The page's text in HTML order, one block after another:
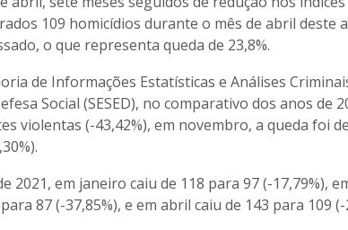
109 homicídios durante o mês de abril deste
o que representa queda de 23,8%.
de Informações Estatísticas e Análises
Social (SESED), no comparativo dos anos de
violentas (-43,42%), em novembro, a queda foi
2021, em janeiro caiu de 118 para 97 (-17,79%),
87 (-37,85%), e em abril caiu de 143 para 109 (-